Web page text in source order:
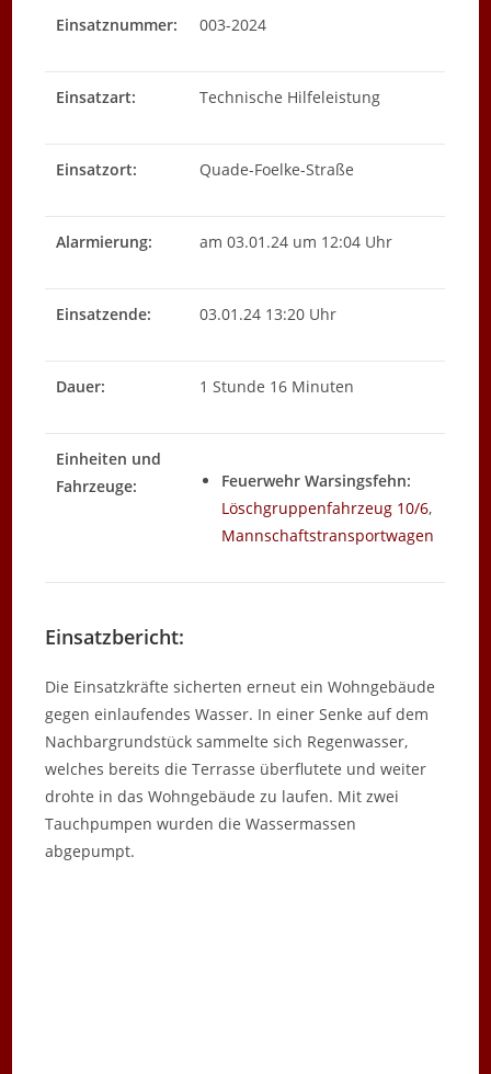
Einsatznummer: 003-2024
Einsatzart: Technische Hilfeleistung
Einsatzort: Quade-Foelke-Straße
Alarmierung: am 03.01.24 um 12:04 Uhr
Einsatzende: 03.01.24 13:20 Uhr
Dauer: 1 Stunde 16 Minuten
Einheiten und
Fahrzeuge:
Feuerwehr Warsingsfehn:
Löschgruppenfahrzeug 10/6,
Mannschaftstransportwagen
Einsatzbericht:
Die Einsatzkräfte sicherten erneut ein Wohngebäude
gegen einlaufendes Wasser. In einer Senke auf dem
Nachbargrundstück sammelte sich Regenwasser,
welches bereits die Terrasse überflutete und weiter
drohte in das Wohngebäude zu laufen. Mit zwei
Tauchpumpen wurden die Wassermassen
abgepumpt.